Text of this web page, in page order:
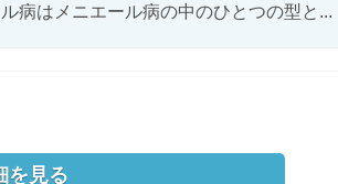
病はメニエール病の中のひとつの型と...
を見る